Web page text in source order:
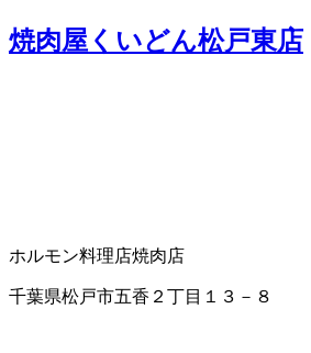
焼肉屋くいどん松戸東店
ホルモン料理店焼肉店
千葉県松戸市五香２丁目１３－８